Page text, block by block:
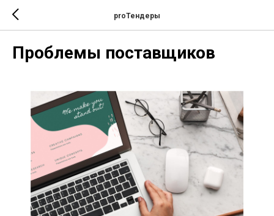
proТендеры
Проблемы поставщиков